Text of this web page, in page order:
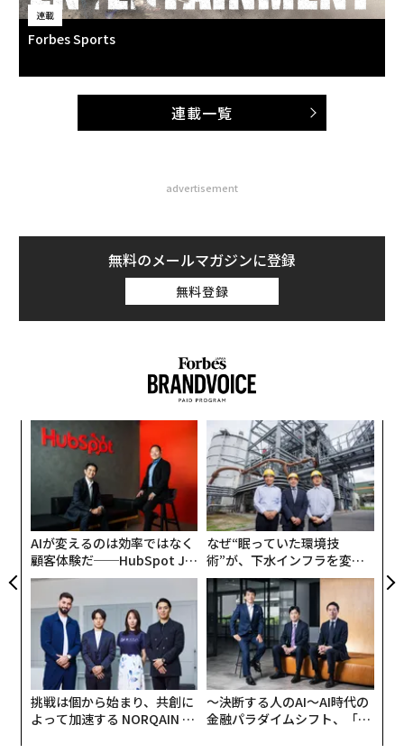
連載
Forbes Sports
連載一覧
advertisement
無料のメールマガジンに登録
無料登録
AIが変えるのは効率ではなく
顧客体験だ──HubSpot Ja
panが語る「Grow Better」
な組織のつくり方
なぜ“眠っていた環境技
術”が、下水インフラを変え
たのか──産総研×月島JFE
アクアソリューションの10年
挑戦は個から始まり、共創に
よって加速する NORQAIN JA
〜決断する人のAI〜AI時代の
金融パラダイムシフト、「超